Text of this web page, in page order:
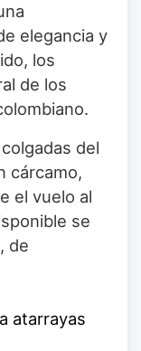
elegancia y
los
de los
del
cárcamo,
el vuelo al
se
de
atarrayas